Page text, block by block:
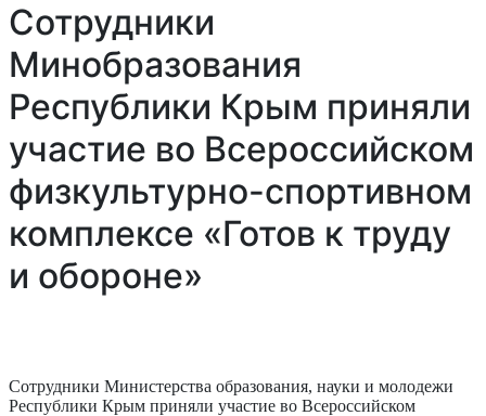
Сотрудники
Минобразования
Республики Крым приняли
участие во Всероссийском
физкультурно-спортивном
комплексе «Готов к труду
и обороне»
Сотрудники Министерства образования, науки и молодежи
Республики Крым приняли участие во Всероссийском